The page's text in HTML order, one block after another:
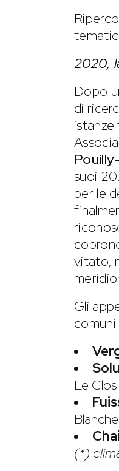
2020,
Dopo
di
istanze
suoi
per le
vitato,
Gli
Le
(*)